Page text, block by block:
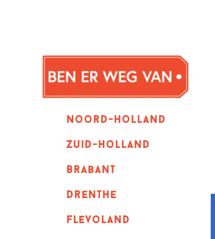
Noord-holland
zuid-holland
Brabant
Drenthe
Flevoland